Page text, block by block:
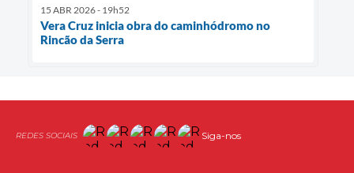
15 ABR 2026 - 19h52
Vera Cruz inicia obra do caminhódromo no
Rincão da Serra
Siga-nos